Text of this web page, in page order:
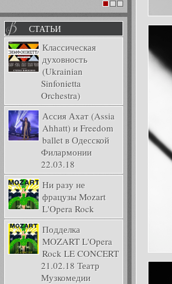
СТАТЬИ
Классическая
духовность
(Ukrainian
Sinfonietta
Orchestra)
Ассия Ахат (Assia
Ahhatt) и Freedom
ballet в Одесской
Филармонии
22.03.18
Ни разу не
фрацузы Mozart
L'Opera Rock
Подделка
MOZART L'Opera
Rock LE CONCERT
21.02.18 Театр
Музкомедии